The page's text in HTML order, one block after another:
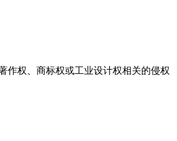
作权、商标权或工业设计权相关的侵权